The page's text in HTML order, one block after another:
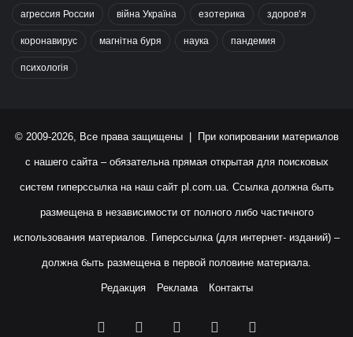
агрессия России війна Україна езотерика здоров’я
коронавирус магнітна буря наука пандемия
психологія
© 2009-2026, Все права защищены | При копировании материалов
с нашего сайта – обязательна прямая открытая для поисковых
систем гиперссылка на наш сайт pl.com.ua. Ссылка должна быть
размещена в независимости от полного либо частичного
использования материалов. Гиперссылка (для интернет- изданий) –
должна быть размещена в первой половине материала.
Редакция Реклама Контакты
Facebook YouTubeInstagram